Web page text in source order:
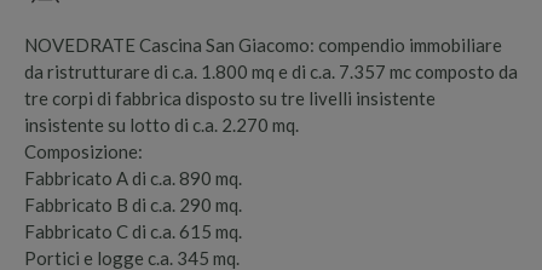
NOVEDRATE Cascina San Giacomo: compendio immobiliare
da ristrutturare di c.a. 1.800 mq e di c.a. 7.357 mc composto da
tre corpi di fabbrica disposto su tre livelli insistente
insistente su lotto di c.a. 2.270 mq.
Composizione:
Fabbricato A di c.a. 890 mq.
Fabbricato B di c.a. 290 mq.
Fabbricato C di c.a. 615 mq.
Portici e logge c.a. 345 mq.